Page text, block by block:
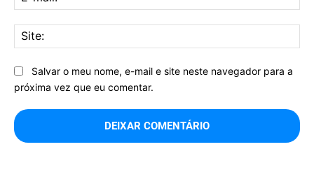
Salvar o meu nome, e-mail e site neste navegador para a
próxima vez que eu comentar.